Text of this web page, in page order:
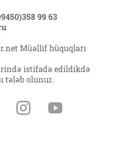
99 63
Müəllif hüquqları
istifadə edildikdə
tələb olunur.